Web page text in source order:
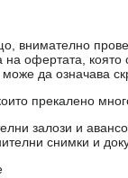
внимателно
на офертата,
да означава
прекалено
залози и
снимки и